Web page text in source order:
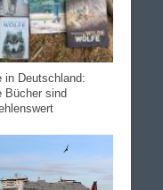
in Deutschland:
Bücher sind